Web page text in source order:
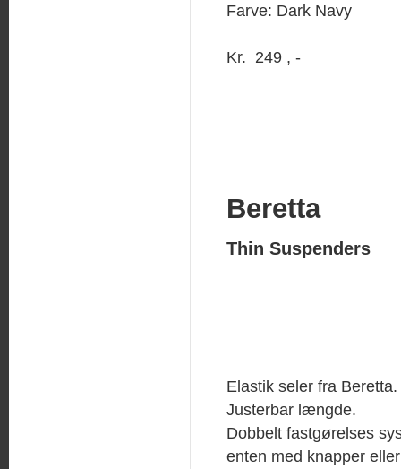
Farve: Dark Navy
Kr. 249 , -
Beretta
Thin Suspenders
Elastik seler fra Beretta.
Justerbar længde.
Dobbelt fastgørelses
enten med knapper eller